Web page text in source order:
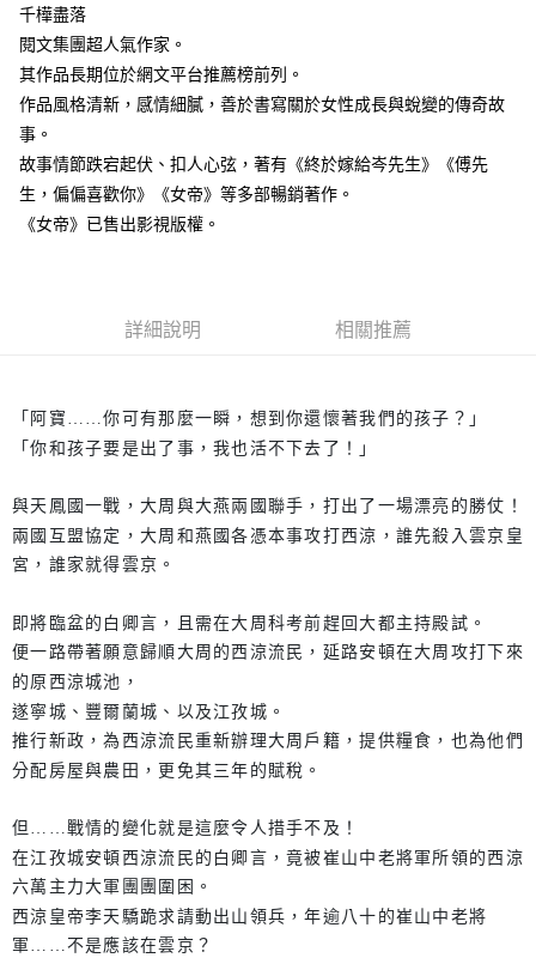
千樺盡落
閱文集團超人氣作家。
其作品長期位於網文平台推薦榜前列。
作品風格清新，感情細膩，善於書寫關於女性成長與蛻變的傳奇故
事。
故事情節跌宕起伏、扣人心弦，著有《終於嫁給岑先生》《傅先
生，偏偏喜歡你》《女帝》等多部暢銷著作。
《女帝》已售出影視版權。
詳細說明 相關推薦
「阿寶……你可有那麼一瞬，想到你還懷著我們的孩子？」
「你和孩子要是出了事，我也活不下去了！」
與天鳳國一戰，大周與大燕兩國聯手，打出了一場漂亮的勝仗！
兩國互盟協定，大周和燕國各憑本事攻打西涼，誰先殺入雲京皇
宮，誰家就得雲京。
即將臨盆的白卿言，且需在大周科考前趕回大都主持殿試。
便一路帶著願意歸順大周的西涼流民，延路安頓在大周攻打下來
的原西涼城池，
遂寧城、豐爾蘭城、以及江孜城。
推行新政，為西涼流民重新辦理大周戶籍，提供糧食，也為他們
分配房屋與農田，更免其三年的賦稅。
但……戰情的變化就是這麼令人措手不及！
在江孜城安頓西涼流民的白卿言，竟被崔山中老將軍所領的西涼
六萬主力大軍團團圍困。
西涼皇帝李天驕跪求請動出山領兵，年逾八十的崔山中老將
軍……不是應該在雲京？